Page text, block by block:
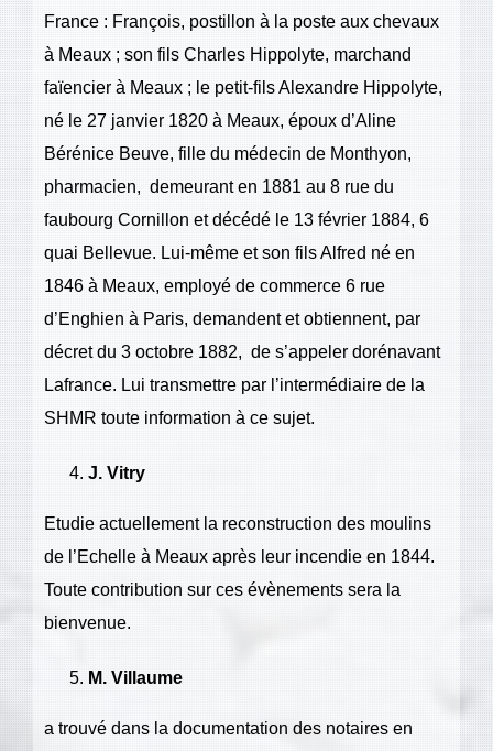
France : François, postillon à la poste aux chevaux
à Meaux ; son fils Charles Hippolyte, marchand
faïencier à Meaux ; le petit-fils Alexandre Hippolyte,
né le 27 janvier 1820 à Meaux, époux d’Aline
Bérénice Beuve, fille du médecin de Monthyon,
pharmacien, demeurant en 1881 au 8 rue du
faubourg Cornillon et décédé le 13 février 1884, 6
quai Bellevue. Lui-même et son fils Alfred né en
1846 à Meaux, employé de commerce 6 rue
d’Enghien à Paris, demandent et obtiennent, par
décret du 3 octobre 1882, de s’appeler dorénavant
Lafrance. Lui transmettre par l’intermédiaire de la
SHMR toute information à ce sujet.
J. Vitry
Etudie actuellement la reconstruction des moulins
de l’Echelle à Meaux après leur incendie en 1844.
Toute contribution sur ces évènements sera la
bienvenue.
M. Villaume
a trouvé dans la documentation des notaires en